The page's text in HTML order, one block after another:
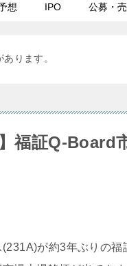
想 IPO 公募・
ります。
福証Q-Board
が約3年ぶりの福